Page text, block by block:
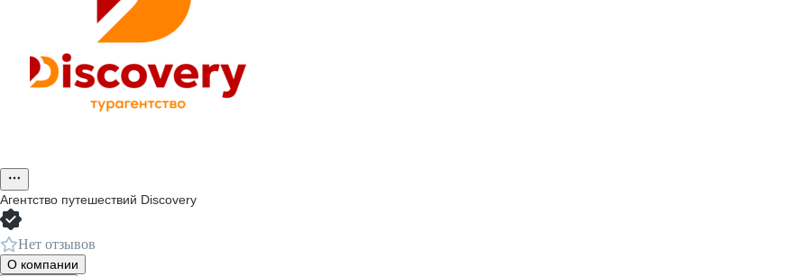
Агентство путешествий Discovery
Нет отзывов
О компании